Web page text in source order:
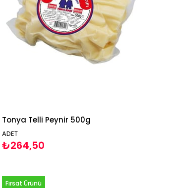
Tonya Telli Peynir 500g
ADET
₺264,50
Fırsat Ürünü